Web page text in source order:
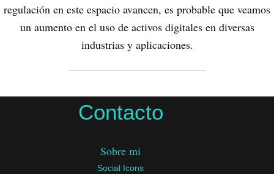
regulación en este espacio avancen, es probable que veamos
un aumento en el uso de activos digitales en diversas
industrias y aplicaciones.
Contacto
Sobre mi
Social Icons